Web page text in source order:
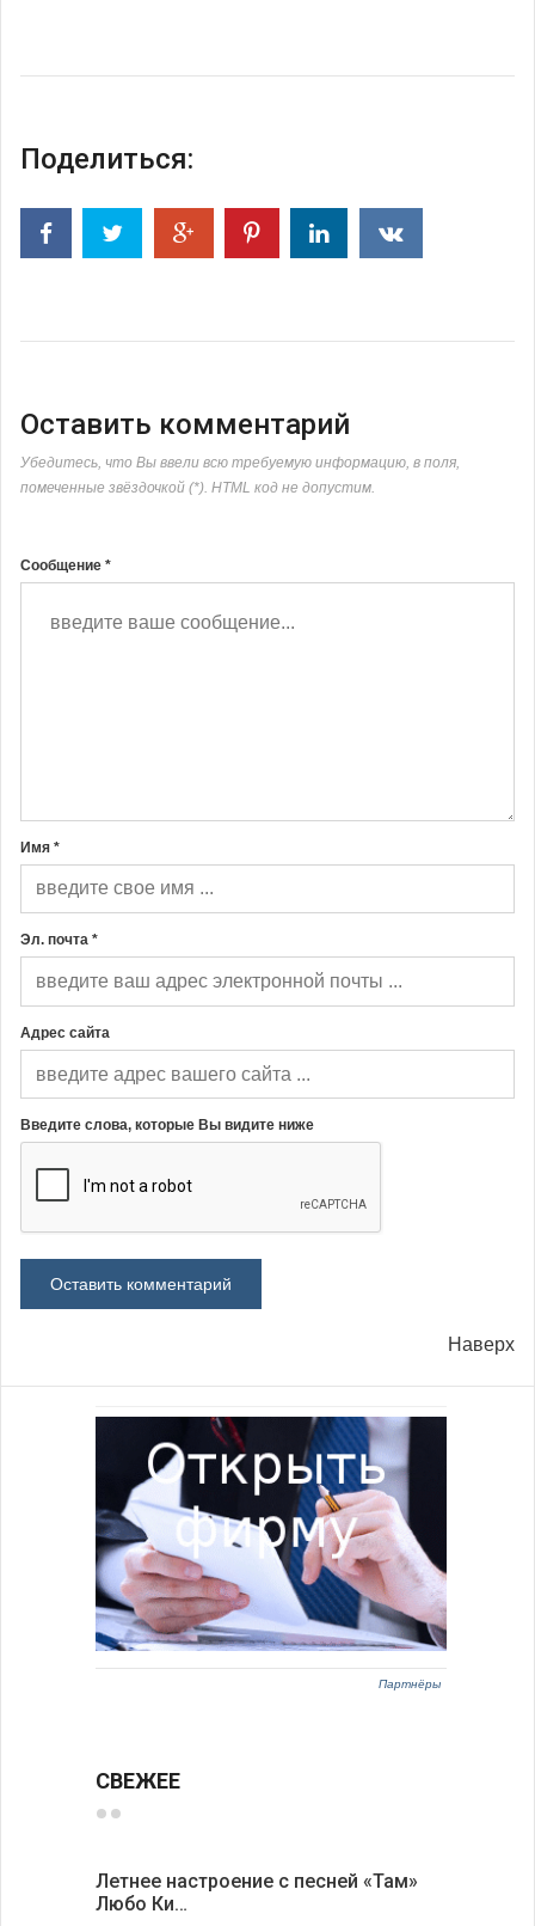
Поделиться:
Оставить комментарий
Убедитесь, что Вы ввели всю требуемую информацию, в поля,
помеченные звёздочкой (*). HTML код не допустим.
Сообщение *
Имя *
Эл. почта *
Адрес сайта
Введите слова, которые Вы видите ниже
Наверх
Партнёры
СВЕЖЕЕ
Летнее настроение с песней «Там»
Любо Ки…